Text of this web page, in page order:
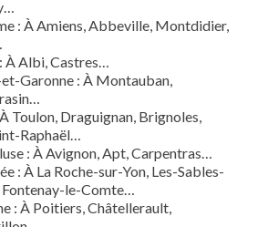
: À Amiens, Abbeville, Montdidier,
À Albi, Castres…
Garonne : À Montauban,
Toulon, Draguignan, Brignoles,
Raphaël…
: À Avignon, Apt, Carpentras…
: À La Roche-sur-Yon, Les-Sables-
Fontenay-le-Comte…
: À Poitiers, Châtellerault,